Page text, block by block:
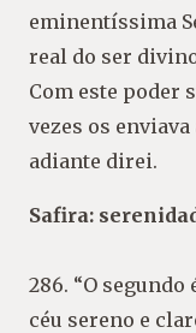
eminentíssima
real do ser
Com este poder
vezes os
adiante direi.
Safira:
286. “O segundo
céu sereno e